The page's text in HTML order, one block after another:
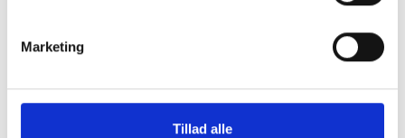
Marketing
Tillad alle
Anni Pedersen
Juridisk konsulent